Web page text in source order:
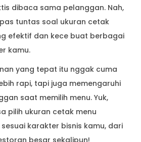
dibaca sama pelanggan. Nah,
tuntas soal ukuran cetak
efektif dan kece buat berbagai
kamu.
yang tepat itu nggak cuma
rapi, tapi juga memengaruhi
saat memilih menu. Yuk,
pilih ukuran cetak menu
karakter bisnis kamu, dari